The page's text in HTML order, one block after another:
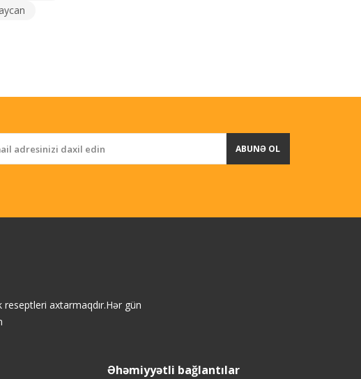
ABUNƏ OL
reseptleri axtarmaqdır.Hər gün
Əhəmiyyətli bağlantılar